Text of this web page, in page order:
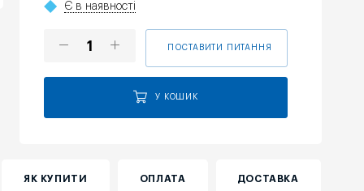
Є в наявності
ПОСТАВИТИ ПИТАННЯ
У КОШИК
ЯК КУПИТИ ОПЛАТА ДОСТАВКА